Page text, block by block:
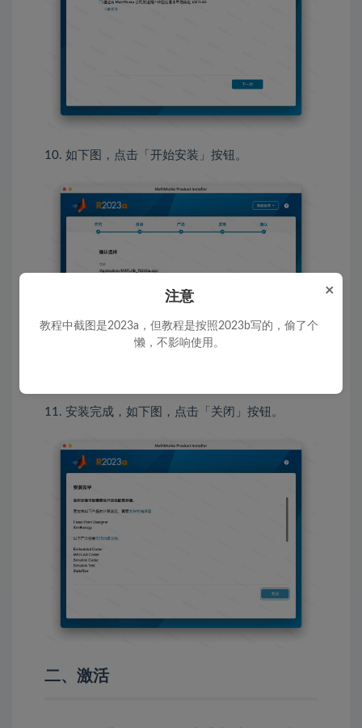
10. 如下图，点击「开始安装」按钮。
11. 安装完成，如下图，点击「关闭」按钮。
二、激活
×
注意
教程中截图是2023a，但教程是按照2023b写的，偷了个
懒，不影响使用。